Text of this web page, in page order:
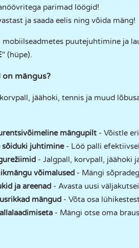
parimad löögid!
ja saada eelis ning võida mäng!
puutejuhtimine ja
" (hüpe).
mängus?
jäähoki, tennis ja muud
mängupilt - Võistle
sõiduki juhtimine - Löö palli
- Jalgpall, korvpall, jäähoki
võimalused - Mängi
ja areenad - Avasta uusi
mängud - Võta osa
- Mängi otse oma